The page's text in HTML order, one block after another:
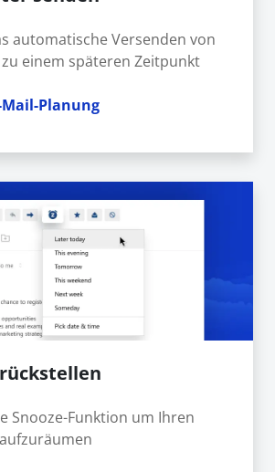
automatische Versenden von
zu einem späteren Zeitpunkt
Planung
Snooze-Funktion um Ihren